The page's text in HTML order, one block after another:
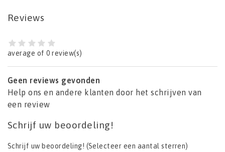
Reviews
average of 0 review(s)
Geen reviews gevonden
Help ons en andere klanten door het schrijven van
een review
Schrijf uw beoordeling!
Schrijf uw beoordeling! (Selecteer een aantal sterren)